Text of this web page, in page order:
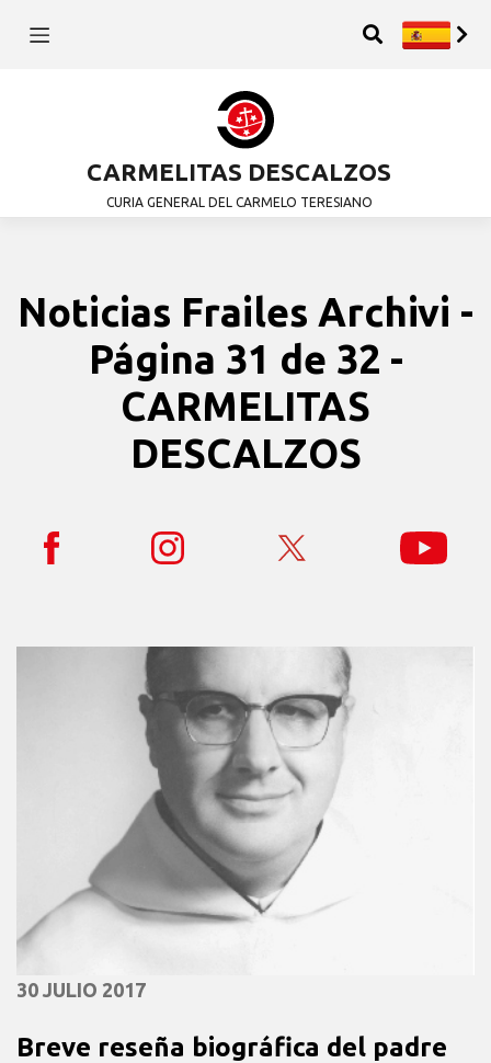
CARMELITAS DESCALZOS
CURIA GENERAL DEL CARMELO TERESIANO
Noticias Frailes Archivi -
Página 31 de 32 -
CARMELITAS
DESCALZOS
30 JULIO 2017
Breve reseña biográfica del padre